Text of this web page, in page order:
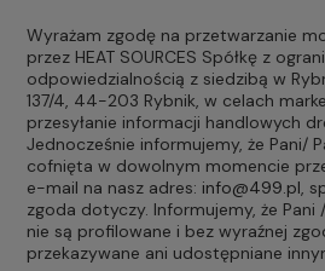
Wyrażam zgodę na przetwarzanie
przez HEAT SOURCES Spółkę z
odpowiedzialnością z siedzibą w
137/4, 44-203 Rybnik, w celach
przesyłanie informacji handlowych
Jednocześnie informujemy, że Pani/
cofnięta w dowolnym momencie
e-mail na nasz adres: info@499.pl,
zgoda dotyczy. Informujemy, że
nie są profilowane i bez wyraźnej
przekazywane ani udostępniane